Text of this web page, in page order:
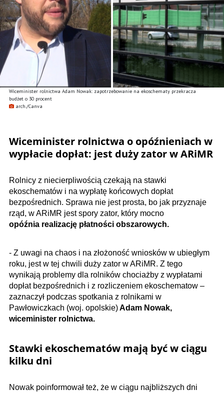
Wiceminister rolnictwa Adam Nowak: zapotrzebowanie na ekoschematy przekracza
budżet o 30 procent
arch./Canva
Wiceminister rolnictwa o opóźnieniach w
wypłacie dopłat: jest duży zator w ARiMR
Rolnicy z niecierpliwością czekają na stawki
ekoschematów i na wypłatę końcowych dopłat
bezpośrednich. Sprawa nie jest prosta, bo jak przyznaje
rząd, w ARiMR jest spory zator, który mocno
opóźnia realizację płatności obszarowych.
- Z uwagi na chaos i na złożoność wniosków w ubiegłym
roku, jest w tej chwili duży zator w ARiMR. Z tego
wynikają problemy dla rolników chociażby z wypłatami
dopłat bezpośrednich i z rozliczeniem ekoschematow –
zaznaczył podczas spotkania z rolnikami w
Pawłowiczkach (woj. opolskie)Adam Nowak,
wiceminister rolnictwa.
Stawki ekoschematów mają być w ciągu
kilku dni
Nowak poinformował też, że w ciągu najbliższych dni